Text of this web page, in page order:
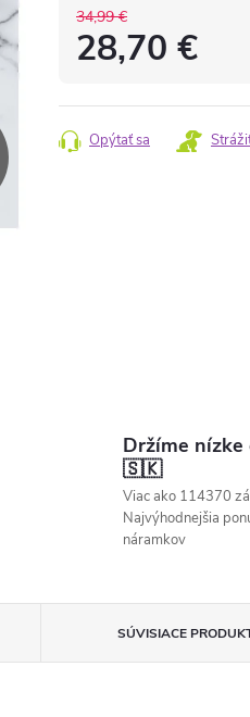
34,99 €
28,70 €
cena:
Opýtať sa
Držíme nízke
🇸🇰
Viac ako 114370
Najvýhodnejšia
náramkov
SÚVISIACE